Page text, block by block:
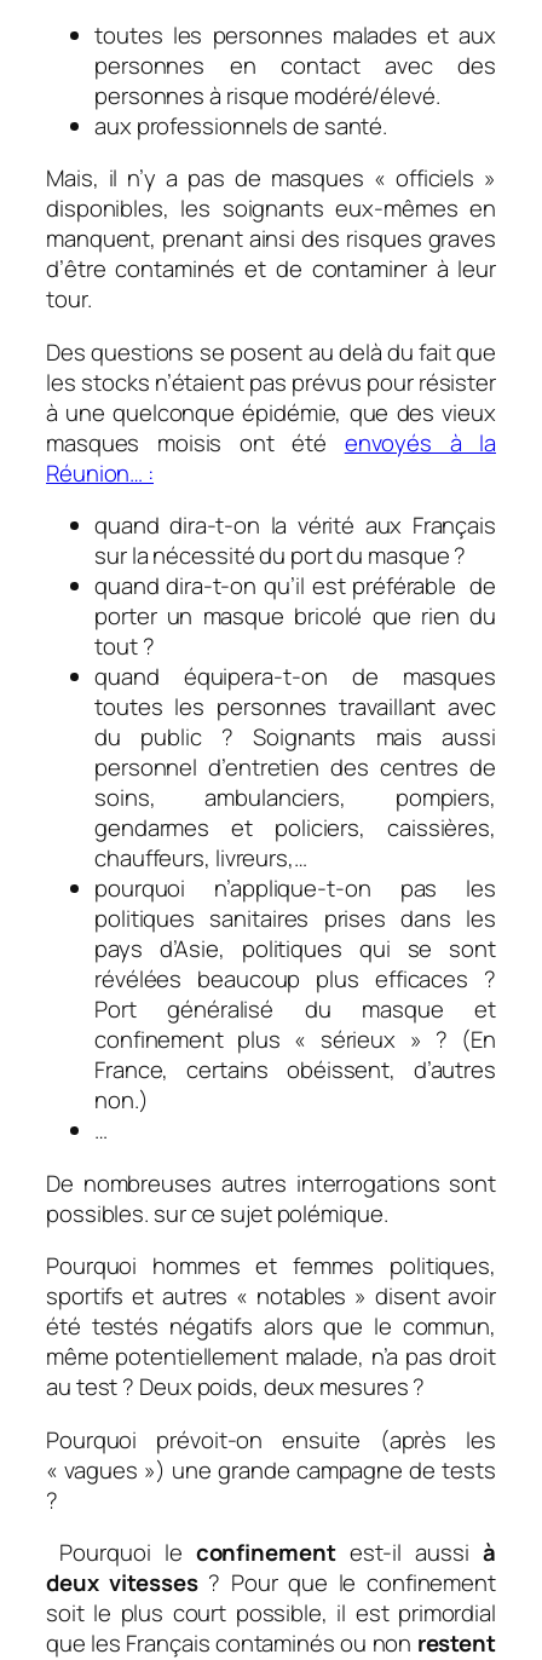
toutes les personnes malades et aux
personnes en contact avec des
personnes à risque modéré/élevé.
aux professionnels de santé.
Mais, il n’y a pas de masques « officiels »
disponibles, les soignants eux-mêmes en
manquent, prenant ainsi des risques graves
d’être contaminés et de contaminer à leur
tour.
Des questions se posent au delà du fait que
les stocks n’étaient pas prévus pour résister
à une quelconque épidémie, que des vieux
masques moisis ont été envoyés à la
Réunion… :
quand dira-t-on la vérité aux Français
sur la nécessité du port du masque ?
quand dira-t-on qu’il est préférable de
porter un masque bricolé que rien du
tout ?
quand équipera-t-on de masques
toutes les personnes travaillant avec
du public ? Soignants mais aussi
personnel d’entretien des centres de
soins, ambulanciers, pompiers,
gendarmes et policiers, caissières,
chauffeurs, livreurs,…
pourquoi n’applique-t-on pas les
politiques sanitaires prises dans les
pays d’Asie, politiques qui se sont
révélées beaucoup plus efficaces ?
Port généralisé du masque et
confinement plus « sérieux » ? (En
France, certains obéissent, d’autres
non.)
…
De nombreuses autres interrogations sont
possibles. sur ce sujet polémique.
Pourquoi hommes et femmes politiques,
sportifs et autres « notables » disent avoir
été testés négatifs alors que le commun,
même potentiellement malade, n’a pas droit
au test ? Deux poids, deux mesures ?
Pourquoi prévoit-on ensuite (après les
« vagues ») une grande campagne de tests
?
Pourquoi le confinement est-il aussià
deux vitesses ? Pour que le confinement
soit le plus court possible, il est primordial
que les Français contaminés ou non restent